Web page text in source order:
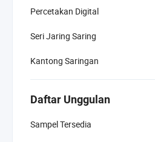
Percetakan Digital
Seri Jaring Saring
Kantong Saringan
Daftar Unggulan
Sampel Tersedia